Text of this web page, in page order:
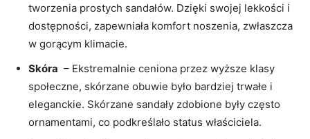
tworzenia prostych sandałów. Dzięki ⁣swojej lekkości i
‍dostępności, zapewniała⁤ komfort ​noszenia, zwłaszcza
w gorącym⁤ klimacie.
Skóra ⁣ – Ekstremalnie ​ceniona przez wyższe klasy
społeczne, skórzane obuwie było ⁣bardziej​ trwałe i
eleganckie. Skórzane sandały zdobione były często
ornamentami, co podkreślało status właściciela.